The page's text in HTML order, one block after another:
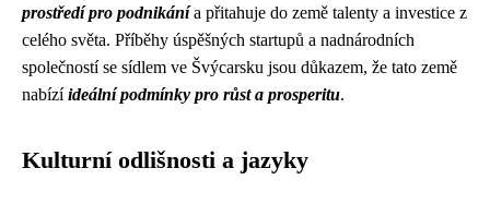
prostředí pro podnikánía přitahuje do země talenty a investice z
celého světa. Příběhy úspěšných startupů a nadnárodních
společností se sídlem ve Švýcarsku jsou důkazem, že tato země
nabízíideální podmínky pro růst a prosperitu.
Kulturní odlišnosti a jazyky